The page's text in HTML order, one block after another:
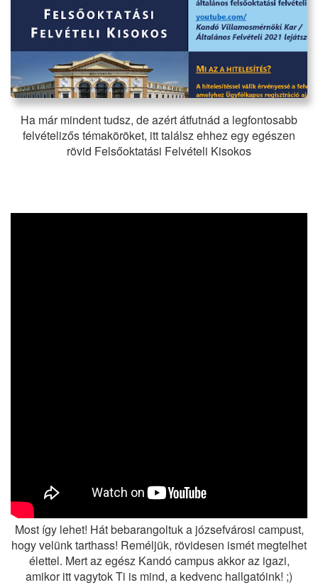
Ha már mindent tudsz, de azért átfutnád a legfontosabb
felvételizős témaköröket, itt találsz ehhez egy egészen
rövid Felsőoktatási Felvételi Kisokos
Most így lehet! Hát bebarangoltuk a józsefvárosi campust,
hogy velünk tarthass! Reméljük, rövidesen ismét megtelhet
élettel. Mert az egész Kandó campus akkor az igazi,
amikor itt vagytok Ti is mind, a kedvenc hallgatóink! ;)